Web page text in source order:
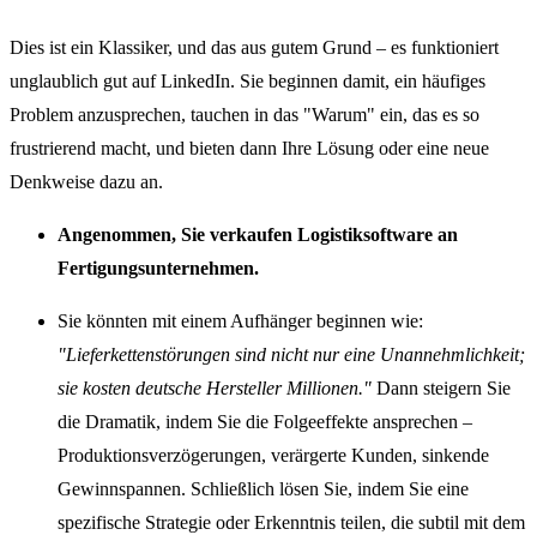
Dies ist ein Klassiker, und das aus gutem Grund – es funktioniert
unglaublich gut auf LinkedIn. Sie beginnen damit, ein häufiges
Problem anzusprechen, tauchen in das "Warum" ein, das es so
frustrierend macht, und bieten dann Ihre Lösung oder eine neue
Denkweise dazu an.
Angenommen, Sie verkaufen Logistiksoftware an
Fertigungsunternehmen.
Sie könnten mit einem Aufhänger beginnen wie:
"Lieferkettenstörungen sind nicht nur eine Unannehmlichkeit;
sie kosten deutsche Hersteller Millionen." Dann steigern Sie
die Dramatik, indem Sie die Folgeeffekte ansprechen –
Produktionsverzögerungen, verärgerte Kunden, sinkende
Gewinnspannen. Schließlich lösen Sie, indem Sie eine
spezifische Strategie oder Erkenntnis teilen, die subtil mit dem